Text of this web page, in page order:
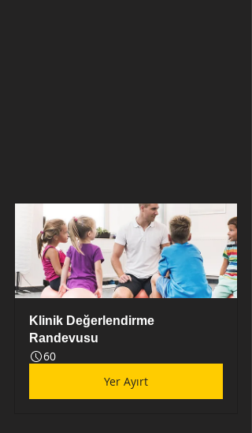
Klinik Değerlendirme
Randevusu
60
Yer Ayırt